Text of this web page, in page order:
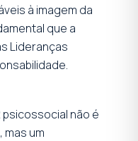
à imagem da
que a
Lideranças
psicossocial não é
mas um